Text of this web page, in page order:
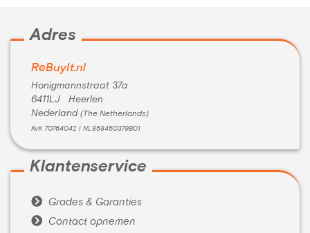
Adres
ReBuyIt.nl
Honigmannstraat 37a
6411LJ Heerlen
Nederland (The Netherlands)
KvK 70764042 | NL858450379B01
Klantenservice
 Grades & Garanties
 Contact opnemen